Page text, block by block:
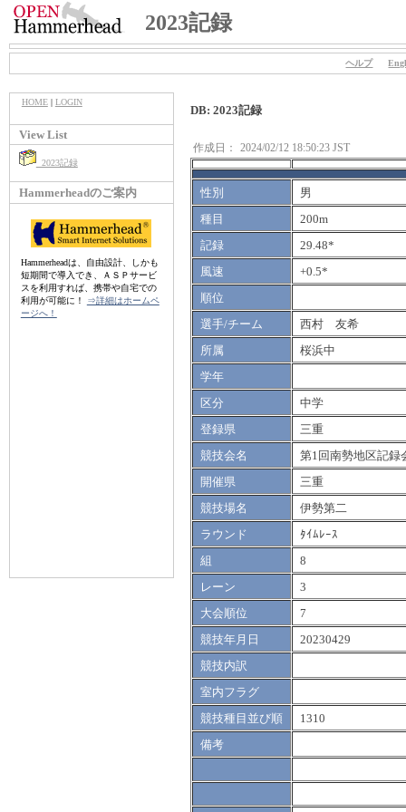
2023記録
ヘルプ
HOME| LOGIN
View List
2023記録
Hammerheadのご案内
Hammerheadは、自由設計、しかも
短期間で導入でき、ＡＳＰサービ
スを利用すれば、携帯や自宅での
利用が可能に！
⇒詳細はホームペ
ージへ！
DB: 2023記録
作成日： 2024/02/12 18:50:23 JST
性別
男
種目
200m
記録
29.48*
風速
+0.5*
順位
選手/チーム
西村 友希
所属
桜浜中
学年
区分
中学
登録県
三重
競技会名
第1回南勢地区記録
開催県
三重
競技場名
伊勢第二
ラウンド
ﾀｲﾑﾚｰｽ
組
8
レーン
3
大会順位
7
競技年月日
20230429
競技内訳
室内フラグ
競技種目並び順
1310
備考